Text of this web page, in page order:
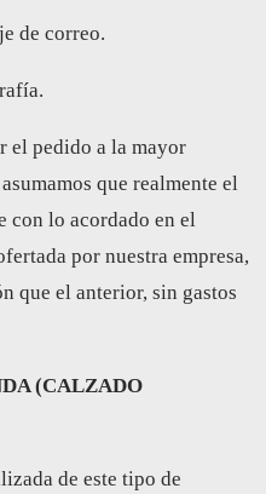
de correo.
el pedido a la mayor
que realmente el
con lo acordado en el
por nuestra empresa,
que el anterior, sin gastos
(CALZADO
de este tipo de